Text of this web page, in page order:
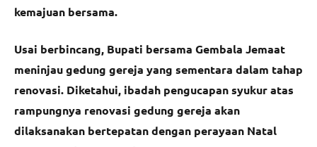
kemajuan bersama.
Usai berbincang, Bupati bersama Gembala Jemaat
meninjau gedung gereja yang sementara dalam tahap
renovasi. Diketahui, ibadah pengucapan syukur atas
rampungnya renovasi gedung gereja akan
dilaksanakan bertepatan dengan perayaan Natal